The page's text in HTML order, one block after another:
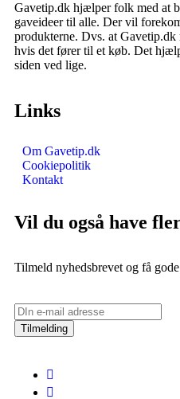
Gavetip.dk hjælper folk med at
gaveideer til alle. Der vil
produkterne. Dvs. at
hvis det fører til et køb. Det
siden ved lige.
Links
Om Gavetip.dk
Cookiepolitik
Kontakt
Vil du også have
Tilmeld nyhedsbrevet og få
Tilmelding